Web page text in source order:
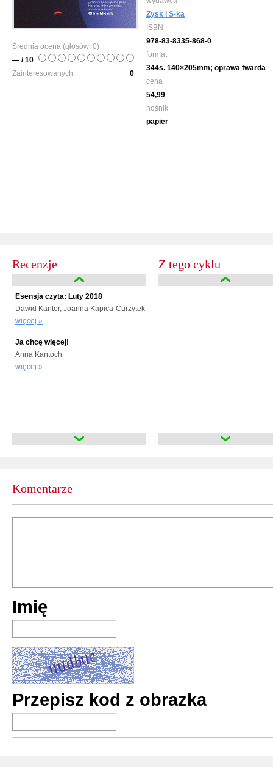
Średnia ocena (głosów: 0)
— / 10
0
Zainteresowanych:
Zysk i S-ka
ISBN
978-83-8335-868-0
format
344s. 140×205mm; oprawa twarda
cena
54,99
nośnik
papier
Recenzje
Esensja czyta: Luty 2018
Dawid Kantor, Joanna Kapica-Curzytek, Marcin Mroziuk, Beatrycze
więcej »
Ja chcę więcej!
Anna Kańtoch
więcej »
Z tego cyklu
Komentarze
Imię
Przepisz kod z obrazka